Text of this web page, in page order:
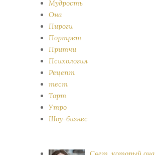
Мудрость
Она
Пироги
Портрет
Притчи
Психология
Рецепт
тест
Торт
Утро
Шоу-бизнес